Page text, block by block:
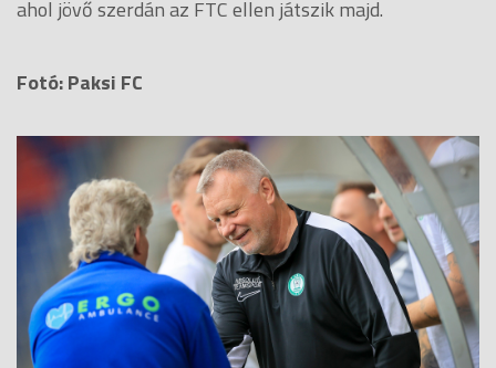
ahol jövő szerdán az FTC ellen játszik majd.
Fotó: Paksi FC